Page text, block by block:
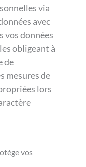
via
avec
vos données
obligeant à
de
mesures de
lors
vos